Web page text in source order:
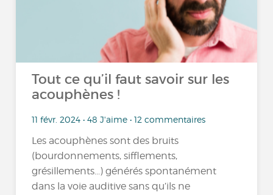
Tout ce qu’il faut savoir sur les
acouphènes !
11 févr. 2024 • 48 J'aime • 12 commentaires
Les acouphènes sont des bruits
(bourdonnements, sifflements,
grésillements...) générés spontanément
dans la voie auditive sans qu’ils ne